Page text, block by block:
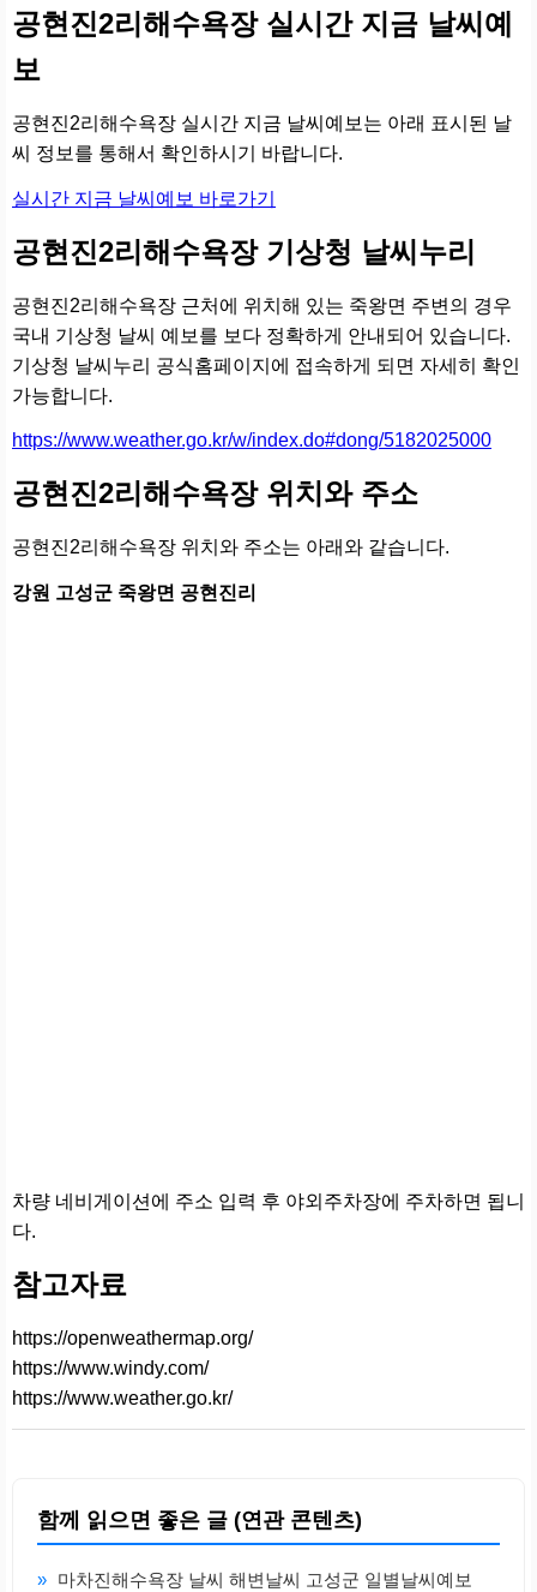
공현진2리해수욕장 실시간 지금 날씨예
보
공현진2리해수욕장 실시간 지금 날씨예보는 아래 표시된 날
씨 정보를 통해서 확인하시기 바랍니다.
실시간 지금 날씨예보 바로가기
공현진2리해수욕장 기상청 날씨누리
공현진2리해수욕장 근처에 위치해 있는 죽왕면 주변의 경우
국내 기상청 날씨 예보를 보다 정확하게 안내되어 있습니다.
기상청 날씨누리 공식홈페이지에 접속하게 되면 자세히 확인
가능합니다.
https://www.weather.go.kr/w/index.do#dong/5182025000
공현진2리해수욕장 위치와 주소
공현진2리해수욕장 위치와 주소는 아래와 같습니다.
강원 고성군 죽왕면 공현진리
차량 네비게이션에 주소 입력 후 야외주차장에 주차하면 됩니
다.
참고자료
https://openweathermap.org/
https://www.windy.com/
https://www.weather.go.kr/
함께 읽으면 좋은 글 (연관 콘텐츠)
» 마차진해수욕장 날씨 해변날씨 고성군 일별날씨예보